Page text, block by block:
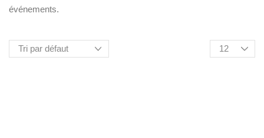
événements.